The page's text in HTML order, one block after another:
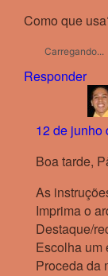
Como que
Carregando...
Responder
12 de junho
Boa tarde,
As
Imprima o
Destaque/
Escolha um
Proceda da